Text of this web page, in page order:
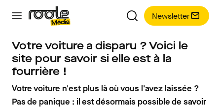
Newsletter
Votre voiture a disparu ? Voici le
site pour savoir si elle est à la
fourrière !
Votre voiture n'est plus là où vous l'avez laissée ?
Pas de panique : il est désormais possible de savoir